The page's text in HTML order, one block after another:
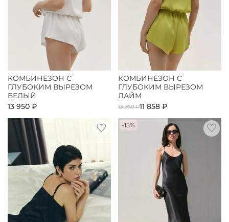
КОМБИНЕЗОН С
ГЛУБОКИМ ВЫРЕЗОМ
БЕЛЫЙ
13 950 ₽
КОМБИНЕЗОН С
ГЛУБОКИМ ВЫРЕЗОМ
ЛАЙМ
13 950 ₽11 858 ₽
-15%